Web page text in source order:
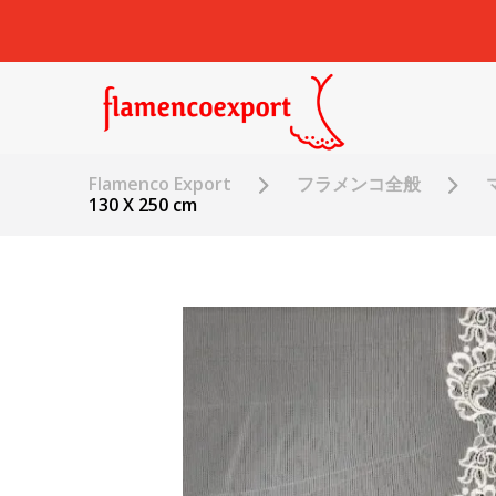
Flamenco Export フラメンコ全般
130 X 250 cm